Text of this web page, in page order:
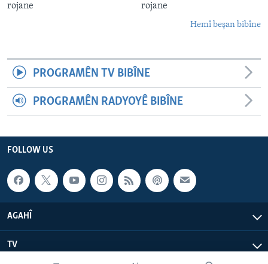
rojane
rojane
Hemî beşan bibîne
PROGRAMÊN TV BIBÎNE
PROGRAMÊN RADYOYÊ BIBÎNE
FOLLOW US
AGAHÎ
TV